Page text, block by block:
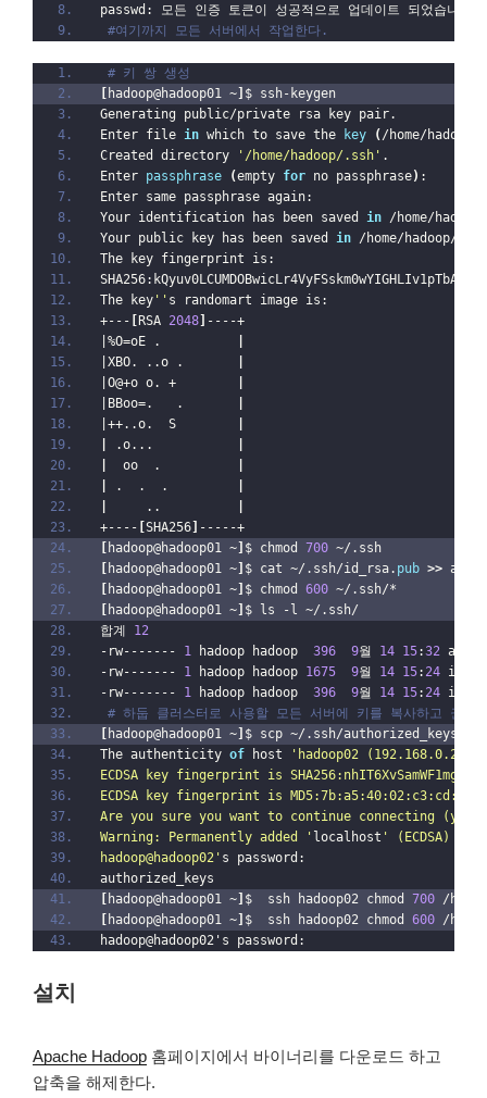
passwd: 모든 인증 토큰이 성공적으로 업데이트 되었습니다.
#여기까지 모든 서버에서 작업한다.
# 키 쌍 생성
[ hadoop@hadoop01 ~] $ ssh-keygen
Generating public/private rsa key pair.
Enter file in which to save the key (/home/
Created directory
'/home/hadoop/.ssh' .
Enter passphrase (empty for no passphrase) :
Enter same passphrase again:
Your identification has been saved in /home/
Your public key has been saved in /home/hadoop/
The key fingerprint is:
The key '' s randomart image is:
+--- [RSA 2048] ----+
|%O=oE .
|XBO. ..o .
|O@+o o. +
|BBoo=.   .
|++..o.  S
.o...
  oo  .
.  .  .
     ..
+---- [SHA256] -----+
[ hadoop@hadoop01 ~] $ chmod 700 ~/.ssh
[ hadoop@hadoop01 ~] $ cat ~/.ssh/id_rsa. pub >>
[ hadoop@hadoop01 ~] $ chmod 600 ~/.ssh/*
[ hadoop@hadoop01 ~] $ ls -l ~/.ssh/
합계 12
-rw------- 1 hadoop hadoop 396 9월 14 15:32
-rw------- 1 hadoop hadoop 1675 9월 14 15: 24
-rw------- 1 hadoop hadoop 396 9월 14 15: 24
# 하둡 클러스터로 사용할 모든 서버에 키를 복사하고 권한
[ hadoop@hadoop01 ~] $ scp ~/.ssh/authorized_keys
The authenticity of host 'hadoop02 (192.168.0.2)'
ECDSA key fingerprint is
ECDSA key fingerprint is
Are you sure you want to continue connecting (yes/
Warning: Permanently added ' localhost ' (ECDSA)
hadoop@hadoop02' s password:
authorized_keys
[ hadoop@hadoop01 ~] $  ssh hadoop02 chmod 700 /
[ hadoop@hadoop01 ~] $  ssh hadoop02 chmod 600 /
hadoop@hadoop02's password:
설치
Apache Hadoop 홈페이지에서 바이너리를 다운로드 하고
압축을 해제한다.